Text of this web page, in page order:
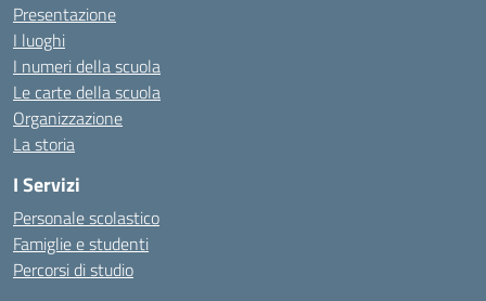
Presentazione
I luoghi
I numeri della scuola
Le carte della scuola
Organizzazione
La storia
I Servizi
Personale scolastico
Famiglie e studenti
Percorsi di studio